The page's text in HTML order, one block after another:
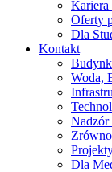
Kariera
Oferty
Dla
Kontakt
Woda,
Nadzór
Dla